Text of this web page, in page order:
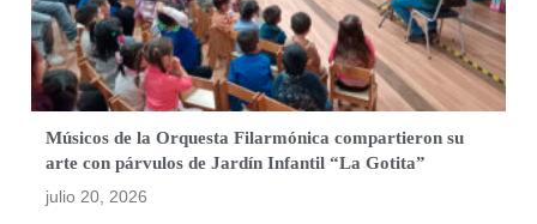
Músicos de la Orquesta Filarmónica compartieron su
arte con párvulos de Jardín Infantil “La Gotita”
julio 20, 2026